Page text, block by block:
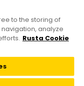
to the storing of
analyze
Rusta Cookie